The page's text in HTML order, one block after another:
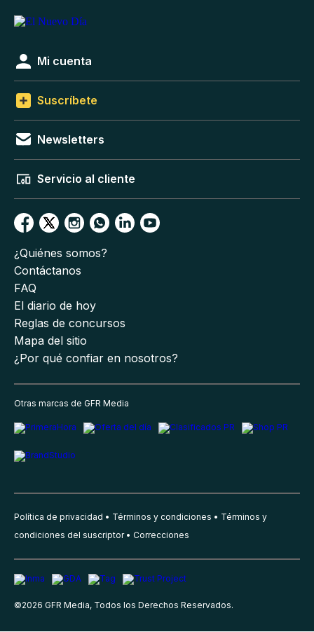
Mi cuenta
Suscríbete
Newsletters
Servicio al cliente
¿Quiénes somos?
Contáctanos
FAQ
El diario de hoy
Reglas de concursos
Mapa del sitio
¿Por qué confiar en nosotros?
Otras marcas de GFR Media
Política de privacidad Términos y condiciones
Términos y
condiciones del suscriptor
Correcciones
©2026 GFR Media, Todos los Derechos Reservados.